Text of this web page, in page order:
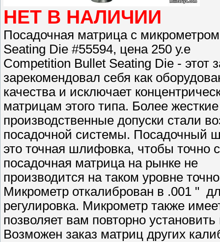
НЕТ В НАЛИЧИИ
Посадочная матрица с
Seating Die #55594, цена 250 у.е
Competition Bullet Seating Die - этот
зарекомендовал себя как
качества и исключает
матрицам этого типа. Более
производственные допуски стали
посадочной системы. Посадочный
это точная шлифовка, чтобы точно
посадочная матрица на рынке не
производится на таком уровне
Микрометр откалиброван в .001 "
регулировка. Микрометр также
позволяет вам повторно
Возможен заказ матриц других